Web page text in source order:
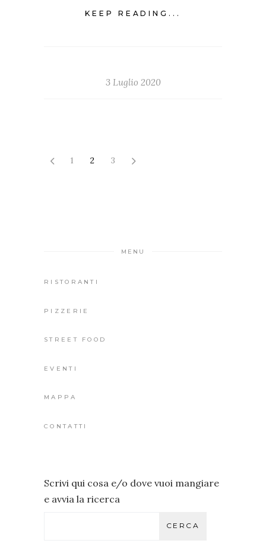
KEEP READING...
3 Luglio 2020
1 2 3
MENU
RISTORANTI
PIZZERIE
STREET FOOD
EVENTI
MAPPA
CONTATTI
Scrivi qui cosa e/o dove vuoi mangiare
e avvia la ricerca
CERCA